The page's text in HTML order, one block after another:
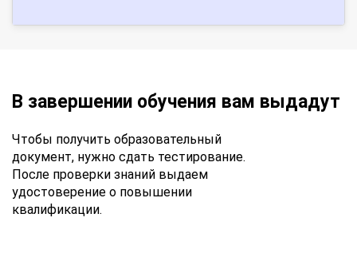
В завершении обучения вам выдадут
Чтобы получить образовательный
документ, нужно сдать тестирование.
После проверки знаний выдаем
удостоверение о повышении
квалификации.